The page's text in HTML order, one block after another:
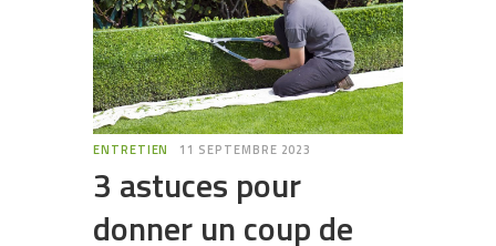
ENTRETIEN 11 SEPTEMBRE 2023
3 astuces pour
donner un coup de